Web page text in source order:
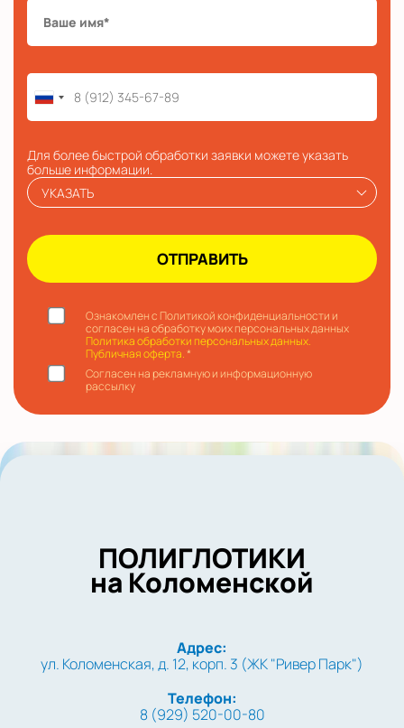
Для более быстрой обработки заявки можете указать
больше информации.
УКАЗАТЬ
Ознакомлен с Политикой конфиденциальности и
согласен на обработку моих персональных данных
Политика обработки персональных данных.
Публичная оферта.*
Согласен на рекламную и информационную
рассылку
ПОЛИГЛОТИКИ
на Коломенской
Адрес:
ул. Коломенская, д. 12, корп. 3 (ЖК "Ривер Парк")
Телефон:
8 (929) 520-00-80